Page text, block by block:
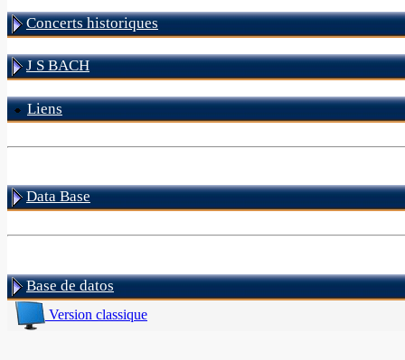
Concerts historiques
J S BACH
Liens
Data Base
Base de datos
Version classique